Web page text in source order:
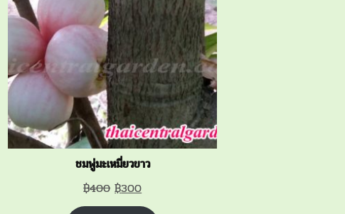
ชมพู่มะเหมี่ยวขาว
฿400 Original
price
฿300Current
price